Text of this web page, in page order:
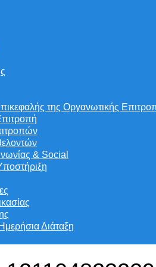
της Οργανωτικής
& Social
Διάταξη